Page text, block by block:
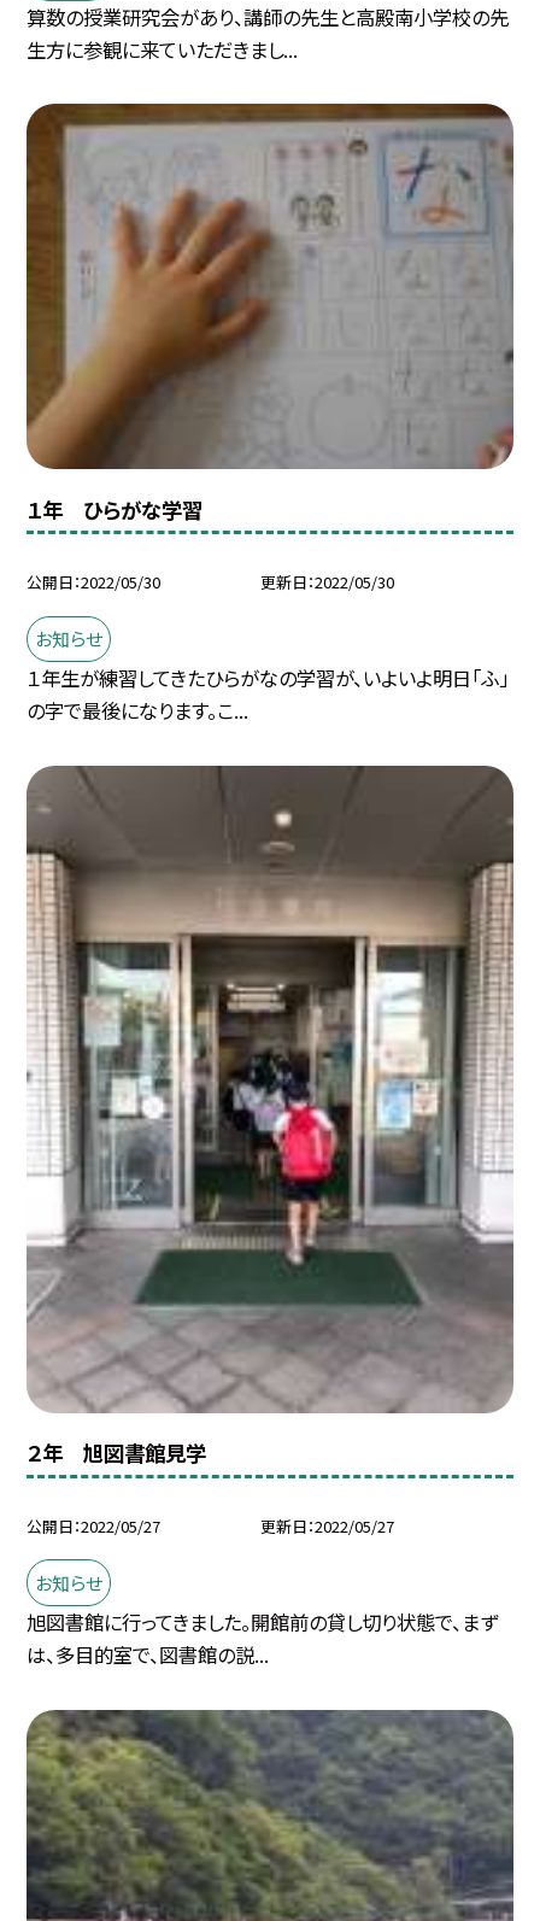
算数の授業研究会があり、講師の先生と高殿南小学校の先
生方に参観に来ていただきまし...
１年 ひらがな学習
公開日 2022/05/30 更新日 2022/05/30
お知らせ
１年生が練習してきたひらがなの学習が、いよいよ明日「ふ」
の字で最後になります。こ...
２年 旭図書館見学
公開日 2022/05/27 更新日 2022/05/27
お知らせ
旭図書館に行ってきました。開館前の貸し切り状態で、まず
は、多目的室で、図書館の説...